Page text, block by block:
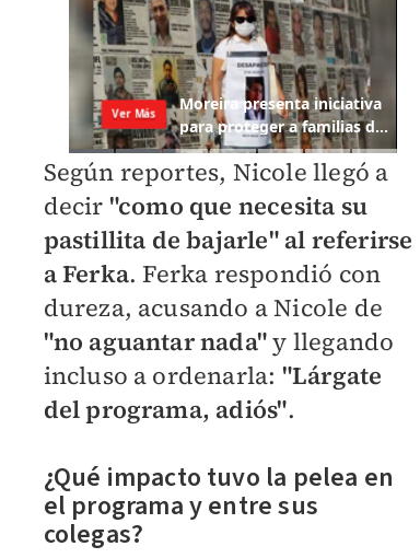
Según reportes, Nicole llegó a
decir "como que necesita su
pastillita de bajarle" al referirse
a Ferka. Ferka respondió con
dureza, acusando a Nicole de
"no aguantar nada"y llegando
incluso a ordenarla: "Lárgate
del programa, adiós".
¿Qué impacto tuvo la pelea en
el programa y entre sus
colegas?